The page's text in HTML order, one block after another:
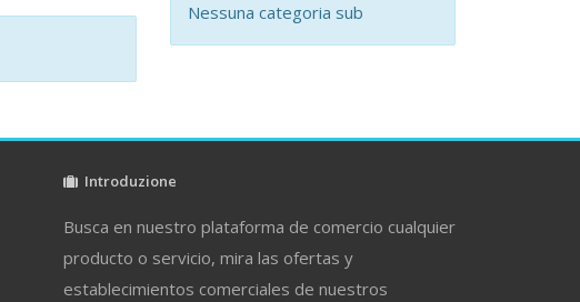
Nessuna categoria sub
Introduzione
Busca en nuestro plataforma de comercio cualquier
producto o servicio, mira las ofertas y
establecimientos comerciales de nuestros